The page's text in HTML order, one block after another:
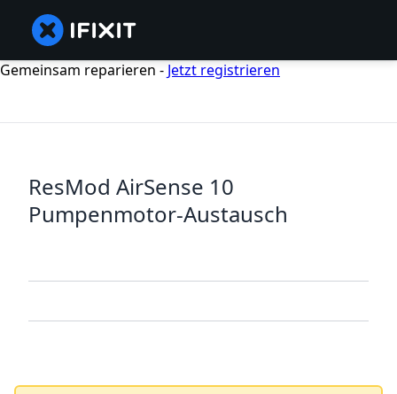
Gemeinsam reparieren - Jetzt registrieren
ResMod AirSense 10
Pumpenmotor-Austausch